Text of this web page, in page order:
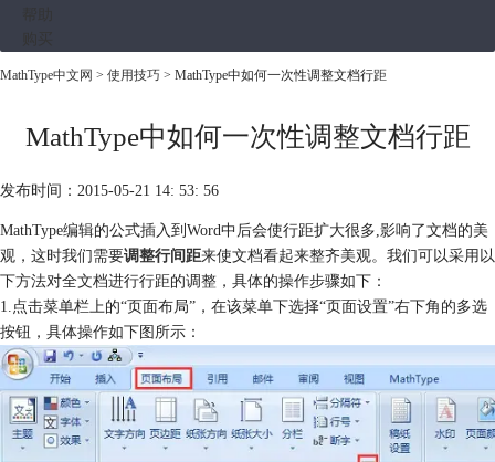
MathType中文网 > 使用技巧 > MathType中如何一次性调整文档行距
MathType中如何一次性调整文档行距
发布时间：2015-05-21 14: 53: 56
MathType编辑的公式插入到Word中后会使行距扩大很多,影响了文档的美
观，这时我们需要调整行间距来使文档看起来整齐美观。我们可以采用以
下方法对全文档进行行距的调整，具体的操作步骤如下：
1.点击菜单栏上的“页面布局”，在该菜单下选择“页面设置”右下角的多选
按钮，具体操作如下图所示：